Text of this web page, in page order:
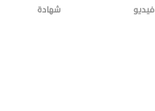
فيديو شهادة